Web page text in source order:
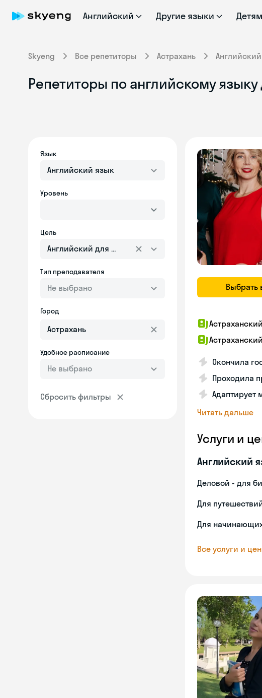
Английский Другие языки Детям
Skyeng Все репетиторы Астрахань
Репетиторы по английскому
Язык
Английский язык
Уровень
Цель
Английский для взрослых
Тип преподавателя
Не выбрано
Город
Удобное расписание
Не выбрано
Сбросить фильтры
Выбрать
Окончила
Проходила
Адаптирует
Читать дальше
Услуги и
Английский
Деловой - для
Для
Для
Все услуги и